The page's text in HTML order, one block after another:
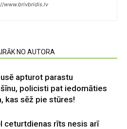
www.brivbridis.lv
NO AUTORA
apturot parastu
policisti pat iedomāties
kas sēž pie stūres!
ceturtdienas rīts nesis arī